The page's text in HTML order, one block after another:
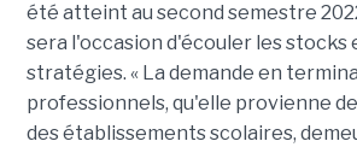
été atteint au second semestre
sera l'occasion d'écouler les stocks
stratégies. « La demande en
professionnels, qu'elle provienne
des établissements scolaires,